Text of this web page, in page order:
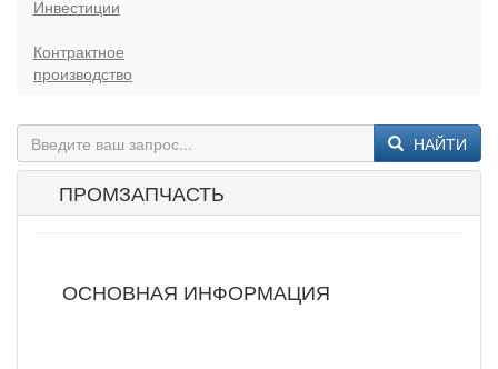
Инвестиции
Контрактное
производство
НАЙТИ
ПРОМЗАПЧАСТЬ
ОСНОВНАЯ ИНФОРМАЦИЯ